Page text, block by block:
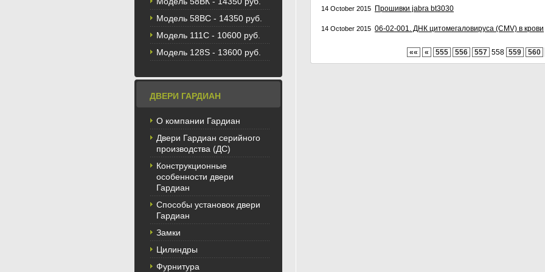
Модель 58ВС - 14350 руб.
Модель 111С - 10600 руб.
Модель 128S - 13600 руб.
ДВЕРИ ГАРДИАН
О компании Гардиан
Двери Гардиан серийного
производства (ДС)
Конструкционные
особенности двери
Гардиан
Способы установок двери
Гардиан
Замки
Цилиндры
Фурнитура
14 October 2015 Прошивки jabra bt3030
14 October 2015 06-02-001. ДНК цитомегаловируса (CMV) в крови
«« « 555 556 557 558 559 560